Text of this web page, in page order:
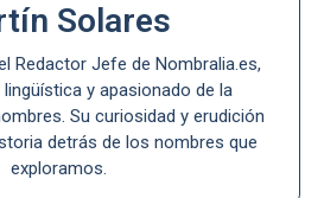
Solares
Redactor Jefe de Nombralia.es,
y apasionado de la
Su curiosidad y erudición
detrás de los nombres que
exploramos.